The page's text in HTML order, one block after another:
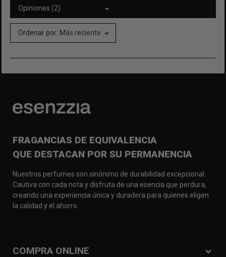
Opiniones (2)
Ordenar por: Más reciente
FRAGANCIAS DE EQUIVALENCIA
QUE DESTACAN POR SU PERMANENCIA
Nuestros perfumes son sinónimo de durabilidad excepcional.
Cautiva con cada nota y disfruta de una esencia que perdura,
creando una experiencia única y duradera para quienes eligen
la calidad y el ahorro.
COMPRA ONLINE